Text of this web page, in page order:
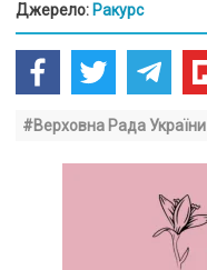
Джерело: Ракурс
#Верховна Рада України